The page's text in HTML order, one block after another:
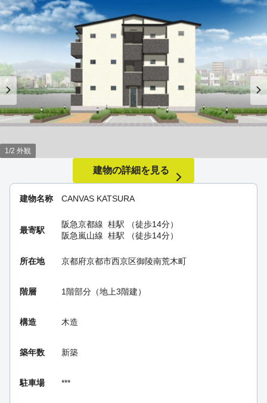
建物名称 CANVAS KATSURA
最寄駅
阪急京都線 桂駅 （徒歩14分）
阪急嵐山線 桂駅 （徒歩14分）
所在地 京都府京都市西京区御陵南荒木町
階層 1階部分（地上3階建）
構造 木造
築年数 新築
駐車場 ***
1/2 外観
建物の詳細を見る